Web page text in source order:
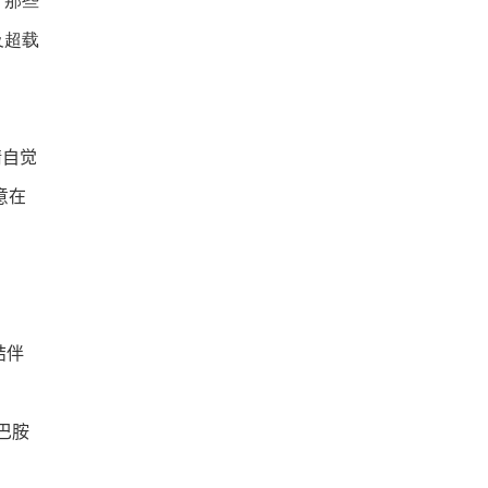
超载
觉
在
伴
胺